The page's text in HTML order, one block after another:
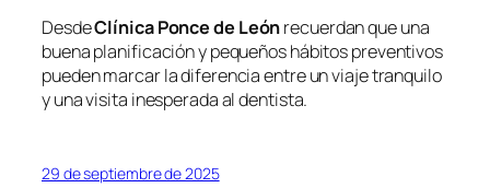
DesdeClínica Ponce de Leónrecuerdan que una
buena planificación y pequeños hábitos preventivos
pueden marcar la diferencia entre un viaje tranquilo
y una visita inesperada al dentista.
29 de septiembre de 2025